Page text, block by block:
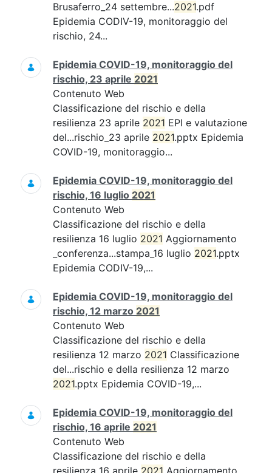
Brusaferro_24 settembre...2021.pdf
Epidemia CODIV-19, monitoraggio del
rischio, 24...
Epidemia COVID-19, monitoraggio del
rischio, 23 aprile 2021
Contenuto Web
Classificazione del rischio e della
resilienza 23 aprile 2021 EPI e valutazione
del...rischio_23 aprile 2021.pptx Epidemia
COVID-19, monitoraggio...
Epidemia COVID-19, monitoraggio del
rischio, 16 luglio 2021
Contenuto Web
Classificazione del rischio e della
resilienza 16 luglio 2021 Aggiornamento
_conferenza...stampa_16 luglio 2021.pptx
Epidemia CODIV-19,...
Epidemia COVID-19, monitoraggio del
rischio, 12 marzo 2021
Contenuto Web
Classificazione del rischio e della
resilienza 12 marzo 2021 Classificazione
del...rischio e della resilienza 12 marzo
2021.pptx Epidemia COVID-19,...
Epidemia COVID-19, monitoraggio del
rischio, 16 aprile 2021
Contenuto Web
Classificazione del rischio e della
resilienza 16 aprile 2021 Aggiornamento